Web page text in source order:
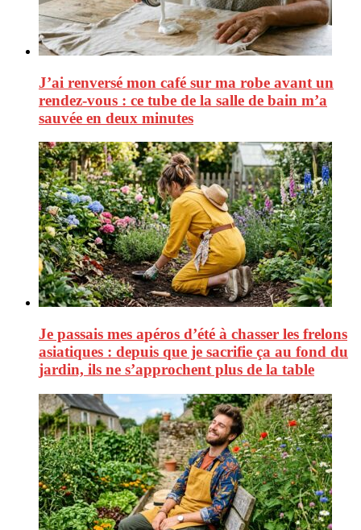
J’ai renversé mon café sur ma robe avant un
rendez-vous : ce tube de la salle de bain m’a
sauvée en deux minutes
Je passais mes apéros d’été à chasser les frelons
asiatiques : depuis que je sacrifie ça au fond du
jardin, ils ne s’approchent plus de la table